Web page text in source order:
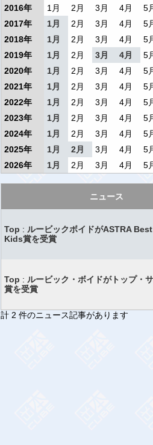
2016年
1月 2月 3月 4月
5
2017年
1月 2月 3月 4月
5
2018年
1月 2月 3月 4月
5
2019年
1月 2月 3月 4月
5
2020年
1月 2月 3月 4月
5
2021年
1月 2月 3月 4月
5
2022年
1月 2月 3月 4月
5
2023年
1月 2月 3月 4月
5
2024年
1月 2月 3月 4月
5
2025年
1月 2月 3月 4月
5
2026年
1月 2月 3月 4月 5
ニュース
Top : ルービックボイドがASTRA
Kids賞を受賞
Top : ルービック・ボイドがトップ・
賞を受賞
計 2 件のニュース記事があります